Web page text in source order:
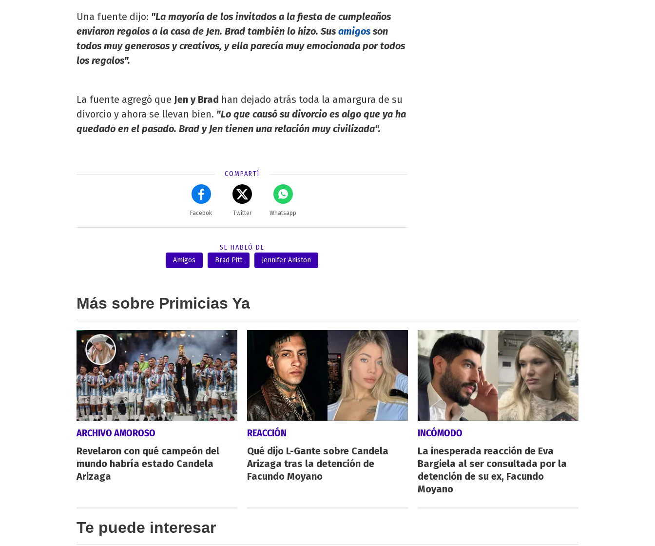
Una fuente dijo: "La mayoría de los invitados a la fiesta de cumpleaños
enviaron regalos a la casa de Jen. Brad también lo hizo. Sus amigos son
todos muy generosos y creativos, y ella parecía muy emocionada por todos
los regalos".
La fuente agregó que Jen y Brad han dejado atrás toda la amargura de su
divorcio y ahora se llevan bien. "Lo que causó su divorcio es algo que ya ha
quedado en el pasado. Brad y Jen tienen una relación muy civilizada".
COMPARTÍ
Facebok Twitter Whatsapp
SE HABLÓ DE
Amigos
Brad Pitt Jennifer Aniston
Más sobre Primicias Ya
ARCHIVO AMOROSO
Revelaron con qué campeón del
mundo habría estado Candela
Arizaga
REACCIÓN
Qué dijo L-Gante sobre Candela
Arizaga tras la detención de
Facundo Moyano
INCÓMODO
La inesperada reacción de Eva
Bargiela al ser consultada por la
detención de su ex, Facundo
Moyano
Te puede interesar